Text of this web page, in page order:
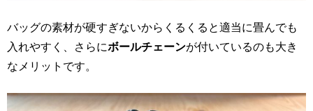
バッグの素材が硬すぎないからくるくると適当に畳んでも
入れやすく、さらにボールチェーンが付いているのも大き
なメリットです。